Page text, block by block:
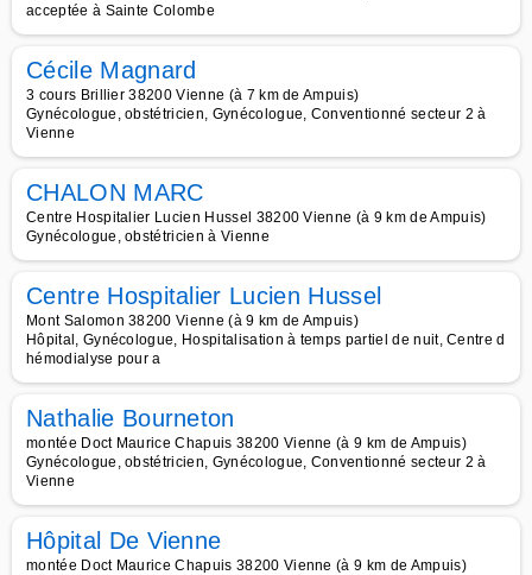
acceptée à Sainte Colombe
Cécile Magnard
3 cours Brillier 38200 Vienne (à 7 km de Ampuis)
Gynécologue, obstétricien, Gynécologue, Conventionné secteur 2 à
Vienne
CHALON MARC
Centre Hospitalier Lucien Hussel 38200 Vienne (à 9 km de Ampuis)
Gynécologue, obstétricien à Vienne
Centre Hospitalier Lucien Hussel
Mont Salomon 38200 Vienne (à 9 km de Ampuis)
Hôpital, Gynécologue, Hospitalisation à temps partiel de nuit, Centre d
hémodialyse pour a
Nathalie Bourneton
montée Doct Maurice Chapuis 38200 Vienne (à 9 km de Ampuis)
Gynécologue, obstétricien, Gynécologue, Conventionné secteur 2 à
Vienne
Hôpital De Vienne
montée Doct Maurice Chapuis 38200 Vienne (à 9 km de Ampuis)